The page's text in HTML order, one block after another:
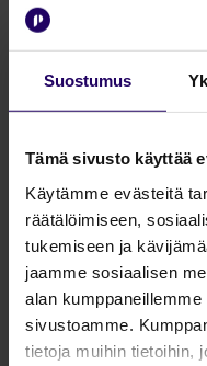
Suostumus
Tämä sivusto käyttää
Käytämme evästeitä
räätälöimiseen,
tukemiseen ja
jaamme sosiaalisen
alan
sivustoamme.
tietoja muihin tietoihin,
2022. Yrityksen
tietoturvan
ja helpoksi osaksi
Monti auttaa
tietoturvasta ja
tietoturvan